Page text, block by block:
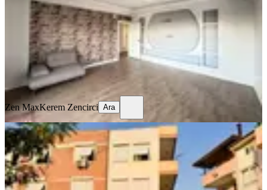
2+1·95 m²· Yüksek giriş·12.04.2026
39.000 ₺
Zen MaxKerem Zencirci
Ara
Zen MaxKerem Zencirci Ara
YENİ
Yayla Mah.de Kiralık 2+1 Ara Kat,
Depolu, Boyalı, Oturuma Hazır
Manavgat, Yayla Mahallesi